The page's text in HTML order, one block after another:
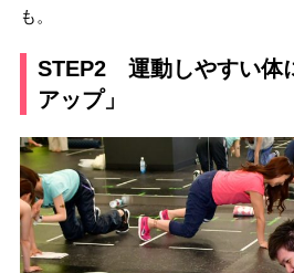
も。
STEP2 運動しやすい体
アップ」